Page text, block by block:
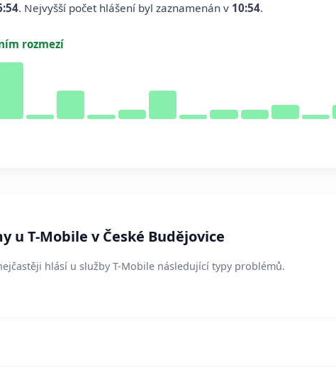
. Nejvyšší počet hlášení byl zaznamenán v 10:54.
rozmezí
u T-Mobile v České Budějovice
hlásí u služby T-Mobile následující typy problémů.